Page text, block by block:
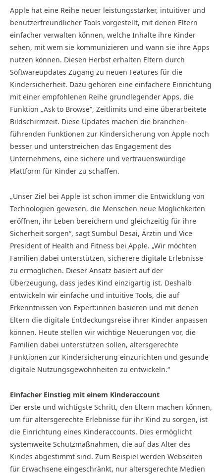
Apple hat eine Reihe neuer leistungsstarker, intuitiver und
benutzerfreundlicher Tools vorgestellt, mit denen Eltern
einfacher verwalten können, welche Inhalte ihre Kinder
sehen, mit wem sie kommunizieren und wann sie ihre Apps
nutzen können. Diesen Herbst erhalten Eltern durch
Softwareupdates Zugang zu neuen Features für die
Kindersicherheit. Dazu gehören eine einfachere Einrichtung
mit einer empfohlenen Reihe grundlegender Apps, die
Funktion „Ask to Browse“, Zeitlimits und eine überarbeitete
Bildschirmzeit. Diese Updates machen die branchen­
führenden Funktionen zur Kindersicherung von Apple noch
besser und unterstreichen das Engagement des
Unternehmens, eine sichere und vertrauenswürdige
Plattform für Kinder zu schaffen.
„Unser Ziel bei Apple ist schon immer die Entwicklung von
Technologien gewesen, die Menschen neue Möglichkeiten
eröffnen, ihr Leben bereichern und gleichzeitig für ihre
Sicherheit sorgen“, sagt Sumbul Desai, Ärztin und Vice
President of Health and Fitness bei Apple. „Wir möchten
Familien dabei unterstützen, sicherere digitale Erlebnisse
zu ermöglichen. Dieser Ansatz basiert auf der
Überzeugung, dass jedes Kind einzigartig ist. Deshalb
entwickeln wir einfache und intuitive Tools, die auf
Erkenntnissen von Expert:innen basieren und mit denen
Eltern die digitale Entdeckungsreise ihrer Kinder anpassen
können. Heute stellen wir wichtige Neuerungen vor, die
Familien dabei unterstützen sollen, altersgerechte
Funktionen zur Kindersicherung einzurichten und gesunde
digitale Nutzungsgewohnheiten zu entwickeln.“
Einfacher Einstieg mit einem Kinderaccount
Der erste und wichtigste Schritt, den Eltern machen können,
um für alters­gerechte Erlebnisse für ihr Kind zu sorgen, ist
die Einrichtung eines Kinder­accounts. Dies ermöglicht
system­weite Schutzmaßnahmen, die auf das Alter des
Kindes abgestimmt sind. Zum Beispiel werden Webseiten
für Erwachsene eingeschränkt, nur alters­gerechte Medien